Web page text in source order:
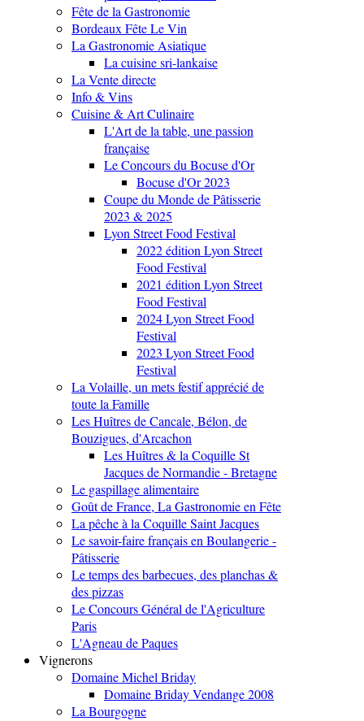
Fête de la Gastronomie
Bordeaux Fête Le Vin
La Gastronomie Asiatique
La cuisine sri-lankaise
La Vente directe
Info & Vins
Cuisine & Art Culinaire
L'Art de la table, une passion
française
Le Concours du Bocuse d'Or
Bocuse d'Or 2023
Coupe du Monde de Pâtisserie
2023 & 2025
Lyon Street Food Festival
2022 édition Lyon Street
Food Festival
2021 édition Lyon Street
Food Festival
2024 Lyon Street Food
Festival
2023 Lyon Street Food
Festival
La Volaille, un mets festif apprécié de
toute la Famille
Les Huîtres de Cancale, Bélon, de
Bouzigues, d'Arcachon
Les Huîtres & la Coquille St
Jacques de Normandie - Bretagne
Le gaspillage alimentaire
Goût de France, La Gastronomie en Fête
La pêche à la Coquille Saint Jacques
Le savoir-faire français en Boulangerie -
Pâtisserie
Le temps des barbecues, des planchas &
des pizzas
Le Concours Général de l'Agriculture
Paris
L'Agneau de Paques
Vignerons
Domaine Michel Briday
Domaine Briday Vendange 2008
La Bourgogne